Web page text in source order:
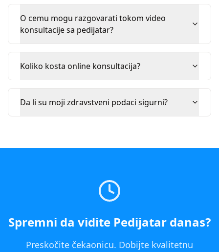
O cemu mogu razgovarati tokom video
konsultacije sa pedijatar?
Koliko kosta online konsultacija?
Da li su moji zdravstveni podaci sigurni?
Spremni da vidite Pedijatar danas?
Preskočite čekaonicu. Dobijte kvalitetnu